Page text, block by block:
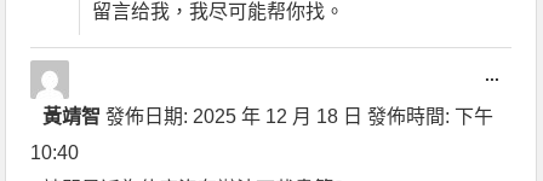
留言给我，我尽可能帮你找。
黃靖智發佈日期: 2025 年 12 月 18 日 發佈時間: 下午
10:40
...